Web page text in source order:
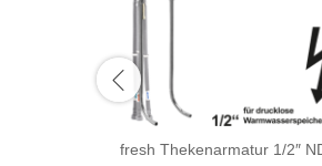
fresh Thekenarmatur 1/2″